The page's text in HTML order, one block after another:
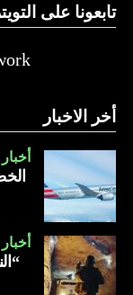
تابعونا على
أخر الاخبار